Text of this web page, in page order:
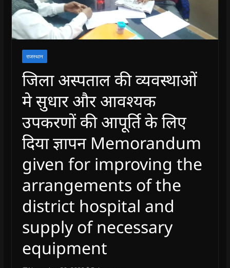
राजस्थान
जिला अस्पताल की व्यवस्थाओं
मे सुधार और आवश्यक
उपकरणों की आपूर्ति के लिए
दिया ज्ञापन Memorandum
given for improving the
arrangements of the
district hospital and
supply of necessary
equipment